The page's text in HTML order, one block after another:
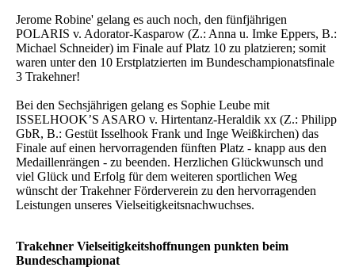
Jerome Robine' gelang es auch noch, den fünfjährigen
POLARIS v. Adorator-Kasparow (Z.: Anna u. Imke Eppers, B.:
Michael Schneider) im Finale auf Platz 10 zu platzieren; somit
waren unter den 10 Erstplatzierten im Bundeschampionatsfinale
3 Trakehner!
Bei den Sechsjährigen gelang es Sophie Leube mit
ISSELHOOK’S ASARO v. Hirtentanz-Heraldik xx (Z.: Philipp
GbR, B.: Gestüt Isselhook Frank und Inge Weißkirchen) das
Finale auf einen hervorragenden fünften Platz - knapp aus den
Medaillenrängen - zu beenden. Herzlichen Glückwunsch und
viel Glück und Erfolg für dem weiteren sportlichen Weg
wünscht der Trakehner Förderverein zu den hervorragenden
Leistungen unseres Vielseitigkeitsnachwuchses.
Trakehner Vielseitigkeitshoffnungen punkten beim
Bundeschampionat